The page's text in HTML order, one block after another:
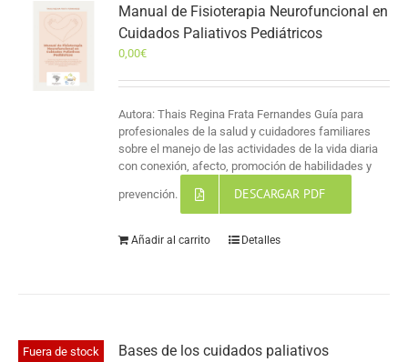
Manual de Fisioterapia Neurofuncional en
Cuidados Paliativos Pediátricos
0,00€
Autora: Thais Regina Frata Fernandes Guía para
profesionales de la salud y cuidadores familiares
sobre el manejo de las actividades de la vida diaria
con conexión, afecto, promoción de habilidades y
prevención. DESCARGAR PDF
Añadir al carrito Detalles
Fuera de stock
Bases de los cuidados paliativos